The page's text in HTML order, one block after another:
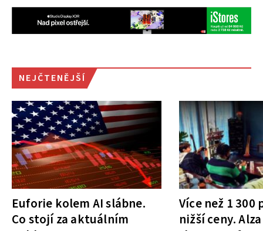
NEJČTENĚJŠÍ
Euforie kolem AI slábne.
Co stojí za aktuálním
Více než 1
nižší ceny.